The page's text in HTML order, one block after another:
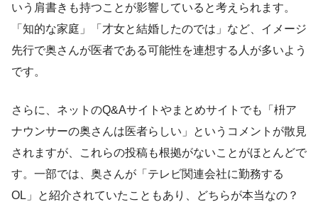
いう肩書きも持つことが影響していると考えられます。
「知的な家庭」「才女と結婚したのでは」など、イメージ
先行で奥さんが医者である可能性を連想する人が多いよう
です。
さらに、ネットのQ&Aサイトやまとめサイトでも「枡ア
ナウンサーの奥さんは医者らしい」というコメントが散見
されますが、これらの投稿も根拠がないことがほとんどで
す。一部では、奥さんが「テレビ関連会社に勤務する
OL」と紹介されていたこともあり、どちらが本当なの？